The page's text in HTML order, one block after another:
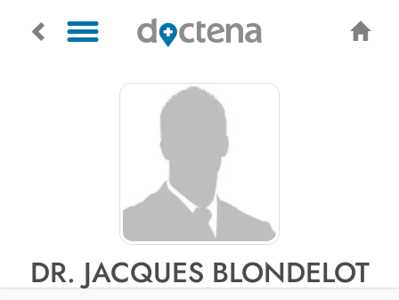
DR. JACQUES BLONDELOT